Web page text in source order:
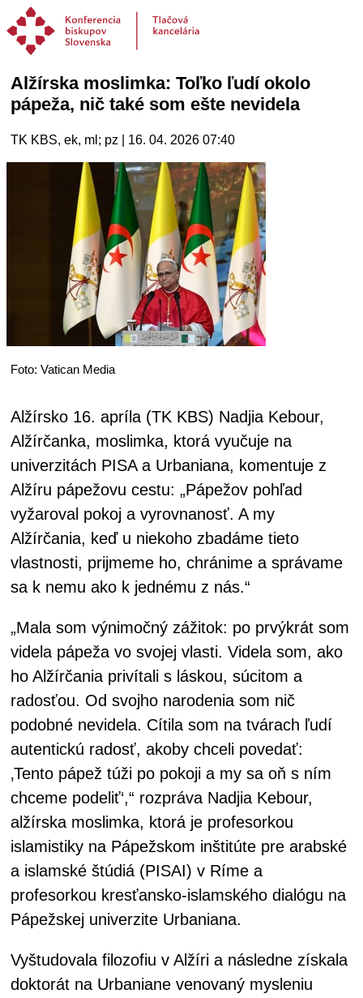
Alžírska moslimka: Toľko ľudí okolo
pápeža, nič také som ešte nevidela
TK KBS, ek, ml; pz | 16. 04. 2026 07:40
Foto: Vatican Media
Alžírsko 16. apríla (TK KBS) Nadjia Kebour,
Alžírčanka, moslimka, ktorá vyučuje na
univerzitách PISA a Urbaniana, komentuje z
Alžíru pápežovu cestu: „Pápežov pohľad
vyžaroval pokoj a vyrovnanosť. A my
Alžírčania, keď u niekoho zbadáme tieto
vlastnosti, prijmeme ho, chránime a správame
sa k nemu ako k jednému z nás.“
„Mala som výnimočný zážitok: po prvýkrát som
videla pápeža vo svojej vlasti. Videla som, ako
ho Alžírčania privítali s láskou, súcitom a
radosťou. Od svojho narodenia som nič
podobné nevidela. Cítila som na tvárach ľudí
autentickú radosť, akoby chceli povedať:
‚Tento pápež túži po pokoji a my sa oň s ním
chceme podeliť‘,“ rozpráva Nadjia Kebour,
alžírska moslimka, ktorá je profesorkou
islamistiky na Pápežskom inštitúte pre arabské
a islamské štúdiá (PISAI) v Ríme a
profesorkou kresťansko-islamského dialógu na
Pápežskej univerzite Urbaniana.
Vyštudovala filozofiu v Alžíri a následne získala
doktorát na Urbaniane venovaný mysleniu